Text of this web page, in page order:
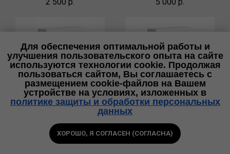
Позвоните
в офис
Спросите
в чате
iikoCloud
Профессиональн
iikoCloud
Корпоративный
Для обеспечения оптимальной работы и
улучшения пользовательского опыта на сайте
используются технологии cookie. Продолжая
пользоваться сайтом, Вы соглашаетесь с
размещением cookie-файлов на Вашем
устройстве на условиях, изложенных в
политике защиты и обработки персональных
данных
ХОРОШО, Я СОГЛАСЕН (СОГЛАСНА)